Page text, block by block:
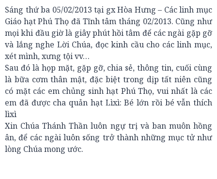
Sáng thứ ba 05/02/2013 tại gx Hòa Hưng – Các linh mục
Giáo hạt Phú Thọ đã Tĩnh tâm tháng 02/2013. Cũng như
mọi khi đầu giờ là giây phút hồi tâm để các ngài gặp gỡ
và lắng nghe Lời Chúa, đọc kinh cầu cho các linh mục,
xét mình, xưng tội vv…
Sau đó là họp mặt, gặp gỡ, chia sẻ, thông tin, cuối cùng
là bữa cơm thân mật, đặc biệt trong dịp tất niên cũng
có mặt các em chủng sinh hạt Phú Thọ, vui nhất là các
em đã được cha quản hạt Lìxì: Bé lớn rồi bé vẫn thích
lìxì
Xin Chúa Thánh Thần luôn ngự trị và ban muôn hồng
ân, để các ngài luôn sống trở thành những mục tử như
lòng Chúa mong ước.